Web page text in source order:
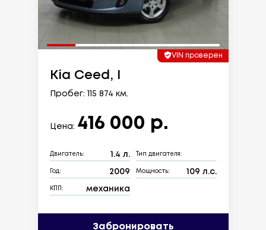
VIN проверен
Kia Ceed, I
Пробег: 115 874 км.
Цена: 416 000 р.
Двигатель: 1.4 л. Тип двигателя:
Год: 2009 Мощность: 109 л.с.
КПП: механика
Забронировать